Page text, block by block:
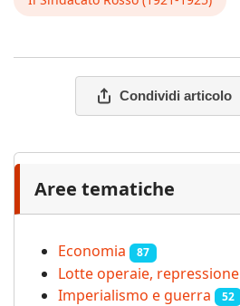
Condividi articolo
Aree tematiche
Economia 87
Lotte operaie, repressione
Imperialismo e guerra 52